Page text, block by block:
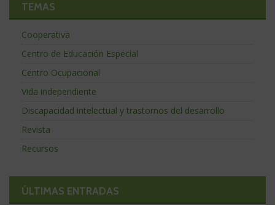
TEMAS
Cooperativa
Centro de Educación Especial
Centro Ocupacional
Vida independiente
Discapacidad intelectual y trastornos del desarrollo
Revista
Recursos
ÚLTIMAS ENTRADAS